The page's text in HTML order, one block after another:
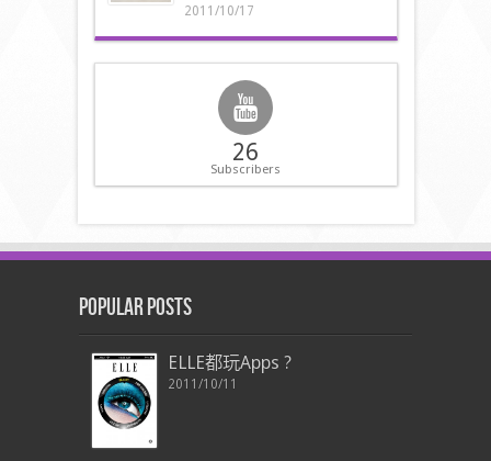
2011/10/17
26
Subscribers
Popular Posts
ELLE都玩Apps ?
2011/10/11